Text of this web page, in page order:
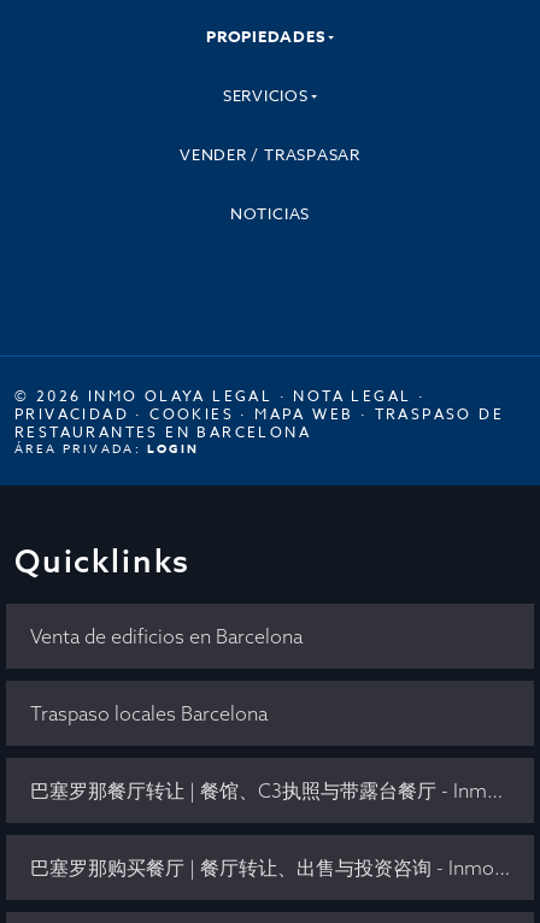
PROPIEDADES
SERVICIOS
VENDER / TRASPASAR
NOTICIAS
© 2026 INMO OLAYA LEGAL · NOTA LEGAL ·
PRIVACIDAD ·COOKIES · MAPA WEB · TRASPASO DE
RESTAURANTES EN BARCELONA
ÁREA PRIVADA: LOGIN
Quicklinks
Venta de edificios en Barcelona
Traspaso locales Barcelona
巴塞罗那餐厅转让 | 餐馆、C3执照与带露台餐厅 - Inmo Olaya
巴塞罗那购买餐厅 | 餐厅转让、出售与投资咨询 - Inmo Olaya